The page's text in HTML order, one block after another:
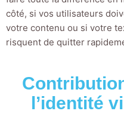
côté, si vos utilisateurs
votre contenu ou si votre
risquent de quitter
l’identité